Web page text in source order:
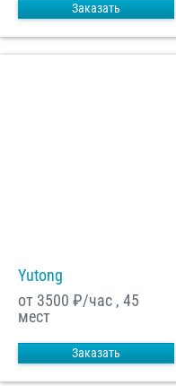
Заказать
Yutong
от 3500 ₽/час , 45
мест
Заказать